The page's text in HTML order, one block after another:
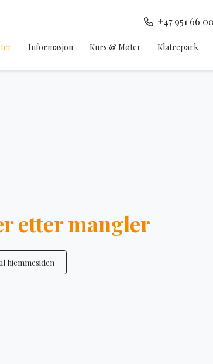
+47 951 66
Informasjon Kurs & Møter Klatrepark
etter mangler
hjemmesiden